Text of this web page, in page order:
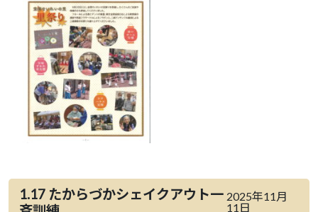
1.17 たからづかシェイクアウト一 2025年11月
11日